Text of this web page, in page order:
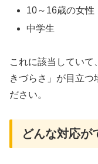
10～16歳の女性
中学生
これに該当してい
きづらさ」が目立つ
ださい。
どんな対応が